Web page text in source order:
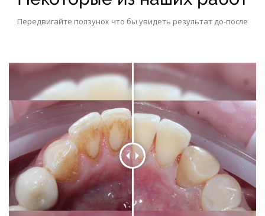
Передвигайте ползунок что бы увидеть результат до-после